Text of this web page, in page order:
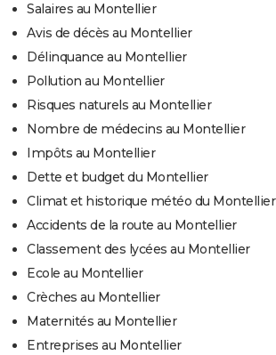
Salaires au Montellier
Avis de décès au Montellier
Délinquance au Montellier
Pollution au Montellier
Risques naturels au Montellier
Nombre de médecins au Montellier
Impôts au Montellier
Dette et budget du Montellier
Climat et historique météo du Montellier
Accidents de la route au Montellier
Classement des lycées au Montellier
Ecole au Montellier
Crèches au Montellier
Maternités au Montellier
Entreprises au Montellier